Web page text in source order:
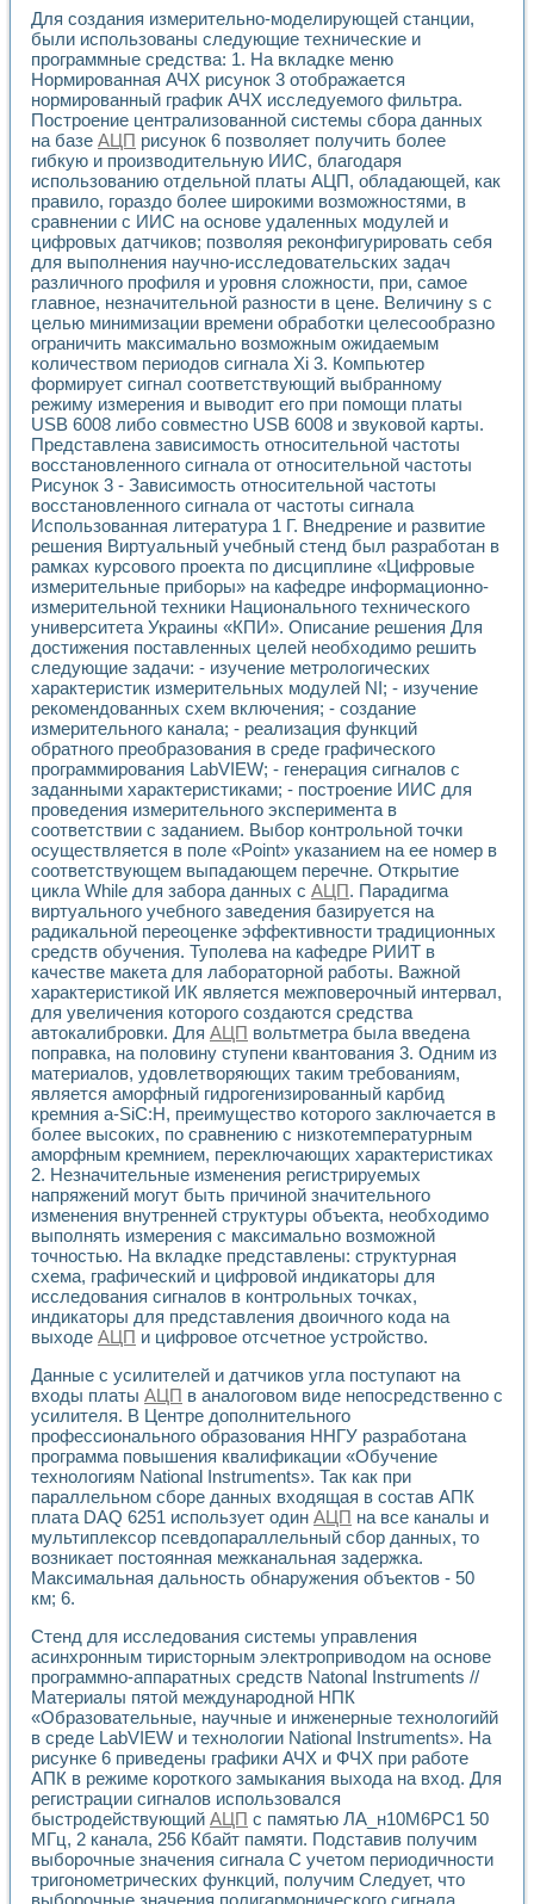
Разработка автоматизированного стенда для
Автоматизированный стенд рентгеновской диагностики
Высокочувствительные оптоэлектронные
Установка для измерения диэлектрических свойств
Исследование кинетики зарождения и развития
Лабораторный электрический импедансный томограф на
Микрозондовая система для характеризации
Метод траекторий в исследовании
Промышленная автоматизация
Автоматизация технологических процессов получения
Использование систем технического зрения для контроля
Исследование электромагнитных переходных процессов
Применение LabVIEW при разработке обучающих
Разработка виртуальных тренажеров путем
Система блокировок, сигнализации и защиты ускорителя
Система сбора данных и управления процессом
Управление температурой газовой среды специальной
Разработка программного обеспечения с
Использование технологий NATIONAL INSTRUMENTS
Оборудование для промышленной термотрансферной
Автоматизация реометрических исследований на базе
Применение измерителя иммитанса для исследова¬ния
Исследование электромагнитных переходных процессов
Стенд для исследования электрических переходных
Автоматизация контроля сварных швов на базе
Измерительный контроль с применением
Моделирование надежности и эффективности систем
Лабораторные практикумы и учебные стенды
Автоматизация лабораторного стенда по измерению
Автоматизированные лабораторные комплексы для
Виртуальный прибор для исследования нелинейных
Использование виртуальных приборов в процесе
Использование программ ELECTRONICS WORKBENCH-
Лабораторный практикум по дисциплине «Цифровые
Лабораторный практикум по ИНС на основе LabVIEW
Лабораторный практикум по основам теории коммутации
Опыт использования NI LabVIEW для создания
Применение LabVIEW для исследования течения в
Создание виртуальной работы «Изучение магнитных
Обратный маятник
Устройство для изучения основ интерфейсов обмена по
Лабораторный практикум: изучение адиабатического
Стенд для исследования электрических переходных
Система статистической обработки результатов
Автоматизация лазерно-плазменных измерений с
Модельно-измерительный комплекс. Назначение. Состав.
Использование технологий NATIONAL INSTRUMENTS
Учебный практикум "Спектральный и корреляционный
Учебный стенд для исследования принципа действия
Оборудование и программное обеспечение учебных
Виртуальный лабораторный практикум для изучения
Управление роботом ТУР-10 средствами LabVIEW
Аппаратно-программный комплекс для исследования
Автоматизированный дистанционный лабораторный
Исследование возможности реставрации одномерных
Использование технологий NATIONAL INSTRUMENTS в
Разработка модификаций алгоритма полигармонической
Учебный стенд для исследования принципа действия
Виртуальная система поддержки принимаемых решений в
Преемственность дисциплин «Моделирование систем» и
Универсальный стенд для исследования электрических
Лабораторные практикумы по информационно-
Виртуальный измеритель частотных характеристик на
Лабораторный практикум по основам теории Коммутации
Разработка виртуальной лабораторной работы
Виртуальные практикумы по электротехнике в среде
Из опыта внедрения в рамках национального проекта
Исследование эффективности решателей
Опыт разработки LabVIEW лабораторных практикумов
Проблемы повышения качества образования и
Усовершенствованные алгоритмы частотного анализа
Об опыте работы учебного центра «Технологии
Технологии NI в магистерской программе «Прикладная
Система диагностики двигателей постоянного тока
Автоматизированный стенд формирования
Лабораторный практикум по курсу ИИС на базе
Партнеры
Академические и отраслевые институты
Учебные заведения
Бизнес
Контакты
Для создания измерительно-моделирующей станции,
были использованы следующие технические и
программные средства: 1. На вкладке меню
Нормированная АЧХ рисунок 3 отображается
нормированный график АЧХ исследуемого фильтра.
Построение централизованной системы сбора данных
на базе АЦП рисунок 6 позволяет получить более
гибкую и производительную ИИС, благодаря
использованию отдельной платы АЦП, обладающей, как
правило, гораздо более широкими возможностями, в
сравнении с ИИС на основе удаленных модулей и
цифровых датчиков; позволяя реконфигурировать себя
для выполнения научно-исследовательских задач
различного профиля и уровня сложности, при, самое
главное, незначительной разности в цене. Величину s с
целью минимизации времени обработки целесообразно
ограничить максимально возможным ожидаемым
количеством периодов сигнала Xi 3. Компьютер
формирует сигнал соответствующий выбранному
режиму измерения и выводит его при помощи платы
USB 6008 либо совместно USB 6008 и звуковой карты.
Представлена зависимость относительной частоты
восстановленного сигнала от относительной частоты
Рисунок 3 - Зависимость относительной частоты
восстановленного сигнала от частоты сигнала
Использованная литература 1 Г. Внедрение и развитие
решения Виртуальный учебный стенд был разработан в
рамках курсового проекта по дисциплине «Цифровые
измерительные приборы» на кафедре информационно-
измерительной техники Национального технического
университета Украины «КПИ». Описание решения Для
достижения поставленных целей необходимо решить
следующие задачи: - изучение метрологических
характеристик измерительных модулей NI; - изучение
рекомендованных схем включения; - создание
измерительного канала; - реализация функций
обратного преобразования в среде графического
программирования LabVIEW; - генерация сигналов с
заданными характеристиками; - построение ИИС для
проведения измерительного эксперимента в
соответствии с заданием. Выбор контрольной точки
осуществляется в поле «Point» указанием на ее номер в
соответствующем выпадающем перечне. Открытие
цикла While для забора данных с АЦП. Парадигма
виртуального учебного заведения базируется на
радикальной переоценке эффективности традиционных
средств обучения. Туполева на кафедре РИИТ в
качестве макета для лабораторной работы. Важной
характеристикой ИК является межповерочный интервал,
для увеличения которого создаются средства
автокалибровки. Для АЦП вольтметра была введена
поправка, на половину ступени квантования 3. Одним из
материалов, удовлетворяющих таким требованиям,
является аморфный гидрогенизированный карбид
кремния a-SiC:H, преимущество которого заключается в
более высоких, по сравнению с низкотемпературным
аморфным кремнием, переключающих характеристиках
2. Незначительные изменения регистрируемых
напряжений могут быть причиной значительного
изменения внутренней структуры объекта, необходимо
выполнять измерения с максимально возможной
точностью. На вкладке представлены: структурная
схема, графический и цифровой индикаторы для
исследования сигналов в контрольных точках,
индикаторы для представления двоичного кода на
выходе АЦП и цифровое отсчетное устройство.
Данные с усилителей и датчиков угла поступают на
входы платы АЦП в аналоговом виде непосредственно с
усилителя. В Центре дополнительного
профессионального образования ННГУ разработана
программа повышения квалификации «Обучение
технологиям National Instruments». Так как при
параллельном сборе данных входящая в состав АПК
плата DAQ 6251 использует один АЦП на все каналы и
мультиплексор псевдопараллельный сбор данных, то
возникает постоянная межканальная задержка.
Максимальная дальность обнаружения объектов - 50
км; 6.
Стенд для исследования системы управления
асинхронным тиристорным электроприводом на основе
программно-аппаратных средств Natonal Instruments //
Материалы пятой международной НПК
«Образовательные, научные и инженерные технологийй
в среде LabVIEW и технологии National Instruments». На
рисунке 6 приведены графики АЧХ и ФЧХ при работе
АПК в режиме короткого замыкания выхода на вход. Для
регистрации сигналов использовался
быстродействующий АЦП с памятью ЛА_н10М6РС1 50
МГц, 2 канала, 256 Кбайт памяти. Подставив получим
выборочные значения сигнала С учетом периодичности
тригонометрических функций, получим Следует, что